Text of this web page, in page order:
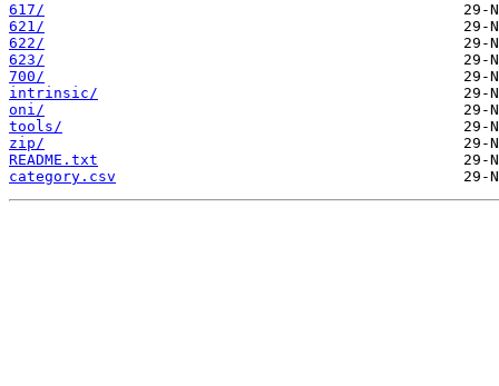
617/
621/
622/
623/
700/
intrinsic/
oni/
tools/
zip/
README.txt
category.csv